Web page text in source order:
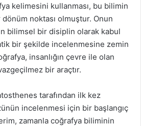
kelimesini kullanması, bu bilimin
noktası olmuştur. Onun
bilimsel bir disiplin olarak kabul
bir şekilde incelenmesine zemin
insanlığın çevre ile olan
bir araçtır.
tarafından ilk kez
incelenmesi için bir başlangıç
zamanla coğrafya biliminin